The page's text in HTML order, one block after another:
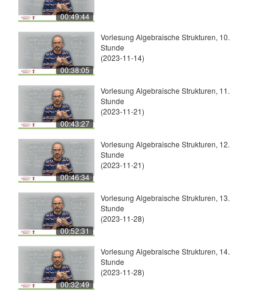
00:49:44
00:38:05
Vorlesung Algebraische Strukturen, 10.
Stunde
(2023-11-14)
00:43:27
Vorlesung Algebraische Strukturen, 11.
Stunde
(2023-11-21)
00:46:34
Vorlesung Algebraische Strukturen, 12.
Stunde
(2023-11-21)
00:52:31
Vorlesung Algebraische Strukturen, 13.
Stunde
(2023-11-28)
00:32:49
Vorlesung Algebraische Strukturen, 14.
Stunde
(2023-11-28)